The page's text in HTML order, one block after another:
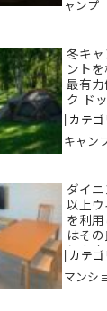
ャンプ
冬キャ
ントを
最有力
ク ド
カテゴ
キャン
ダイ
以上
を利用
はそ
します
カテゴ
マンシ